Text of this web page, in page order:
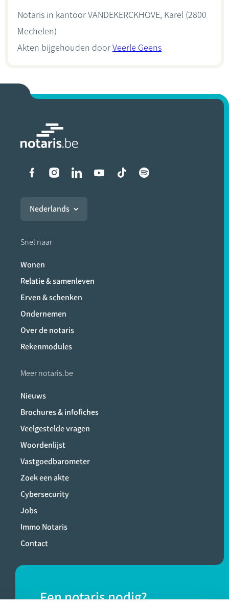
Notaris in kantoorVANDEKERCKHOVE, Karel (2800
Mechelen)
Akten bijgehouden doorVeerle Geens
Liens vers les réseaux
Nederlands
Snel naar
Wonen
Relatie & samenleven
Erven & schenken
Ondernemen
Over de notaris
Rekenmodules
Meer notaris.be
Nieuws
Brochures & infofiches
Veelgestelde vragen
Woordenlijst
Vastgoedbarometer
Zoek een akte
Cybersecurity
Jobs
Immo Notaris
Contact
Een notaris nodig?